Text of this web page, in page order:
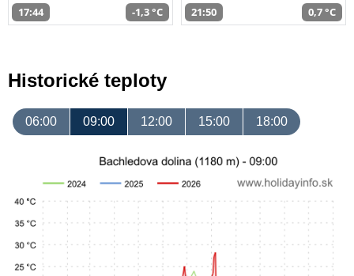
17:44 -1,3 °C 21:50 0,7 °C
Historické teploty
06:00 09:00 12:00 15:00 18:00